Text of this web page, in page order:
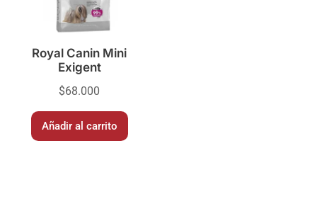
Royal Canin Mini
Exigent
$68.000
Añadir al carrito